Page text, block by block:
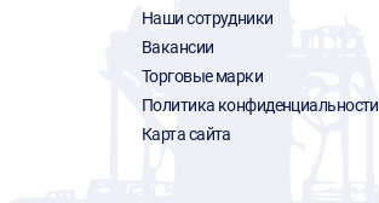
Наши сотрудники
Вакансии
Торговые марки
Политика конфиденциальности
Карта сайта